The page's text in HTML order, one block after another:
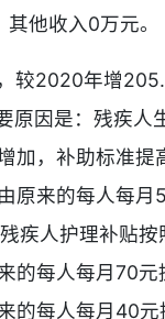
他收入0万元。
较2020年增
原因是：残疾人
加，补助标准提
原来的每人每月
疾人护理补贴按
的每人每月70元
的每人每月40元